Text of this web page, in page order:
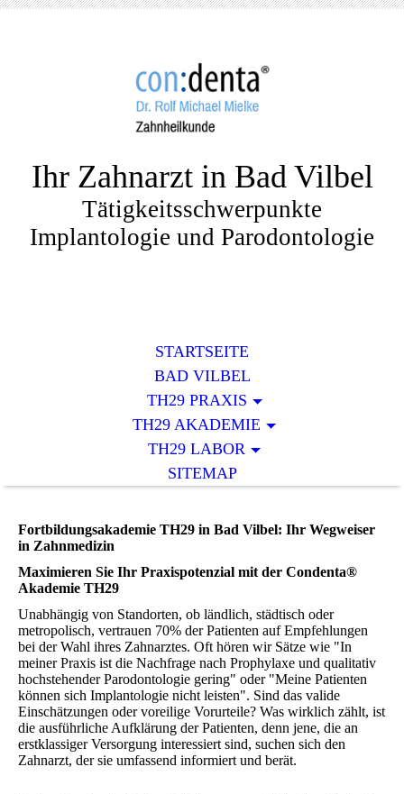
Ihr Zahnarzt in Bad Vilbel
Tätigkeitsschwerpunkte
Implantologie und Parodontologie
STARTSEITE
BAD VILBEL
TH29 PRAXIS
TH29 AKADEMIE
TH29 LABOR
SITEMAP
Fortbildungsakademie TH29 in Bad Vilbel: Ihr Wegweiser
in Zahnmedizin
Maximieren Sie Ihr Praxispotenzial mit der Condenta®
Akademie TH29
Unabhängig von Standorten, ob ländlich, städtisch oder
metropolisch, vertrauen 70% der Patienten auf Empfehlungen
bei der Wahl ihres Zahnarztes. Oft hören wir Sätze wie "In
meiner Praxis ist die Nachfrage nach Prophylaxe und qualitativ
hochstehender Parodontologie gering" oder "Meine Patienten
können sich Implantologie nicht leisten". Sind das valide
Einschätzungen oder voreilige Vorurteile? Was wirklich zählt, ist
die ausführliche Aufklärung der Patienten, denn jene, die an
erstklassiger Versorgung interessiert sind, suchen sich den
Zahnarzt, der sie umfassend informiert und berät.